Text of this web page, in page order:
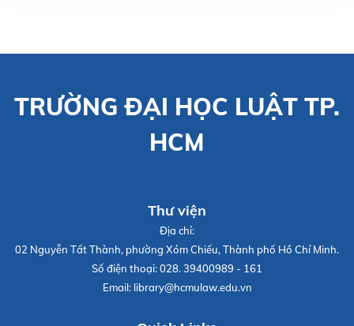
TRƯỜNG ĐẠI HỌC LUẬT TP.
HCM
Thư viện
Địa chỉ:
02 Nguyễn Tất Thành, phường Xóm Chiếu, Thành phố Hồ Chí Minh.
Số điện thoại:028. 39400989 - 161
Email: library@hcmulaw.edu.vn